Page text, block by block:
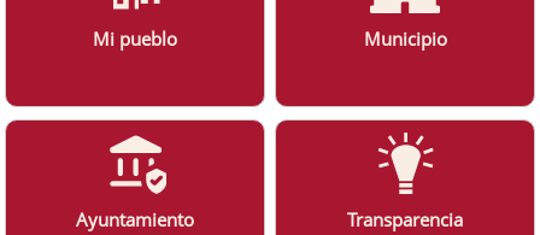
Mi pueblo Municipio
Ayuntamiento Transparencia